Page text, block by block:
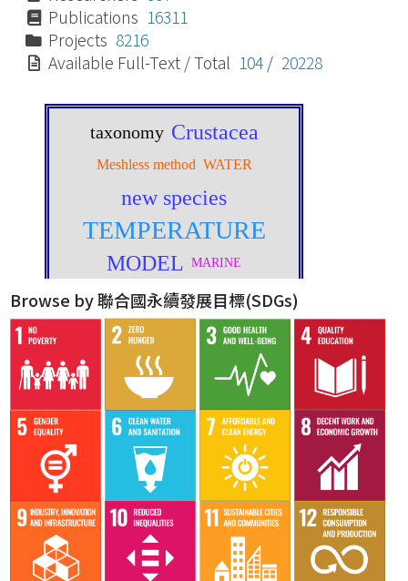
Publications 16311
Projects 8216
Available Full-Text / Total 104 / 20228
Browse by 聯合國永續發展目標(SDGs)